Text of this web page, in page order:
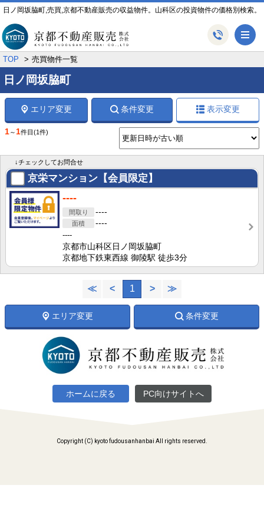
日ノ岡坂脇町,売買,京都不動産販売の収益物件。山科区の投資物件の価格別検索。
TOP 売買物件一覧
日ノ岡坂脇町
エリア変更 条件変更 表示変更
1～1件目 (1件)
↓チェックしてお問合せ
京栄マンション【会員限定】
----
----
----
----
京都市山科区日ノ岡坂脇町
京都地下鉄東西線 御陵駅 徒歩3分
≪ < 1 > ≫
エリア変更 条件変更
ホームに戻る PC向けサイトへ
Copyright (C) kyoto fudousanhanbai All rights reserved.